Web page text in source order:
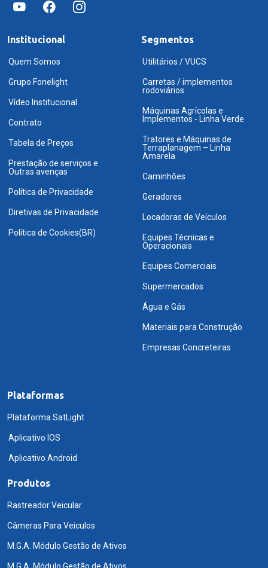
Institucional
Quem Somos
Grupo Fonelight
Vídeo Institucional
Contrato
Tabela de Preços
Prestação de serviços e
Outras avenças
Política de Privacidade
Diretivas de Privacidade
Política de Cookies(BR)
Segmentos
Utilitários / VUCS
Carretas / implementos
rodoviários
Máquinas Agrícolas e
Implementos - Linha Verde
Tratores e Máquinas de
Terraplanagem – Linha
Amarela
Caminhões
Geradores
Locadoras de Veículos
Equipes Técnicas e
Operacionais
Equipes Comerciais
Supermercados
Água e Gás
Materiais para Construção
Empresas Concreteiras
Plataformas
Plataforma SatLight
Aplicativo IOS
Aplicativo Android
Produtos
Rastreador Veicular
Câmeras Para Veiculos
M.G.A. Módulo Gestão de Ativos